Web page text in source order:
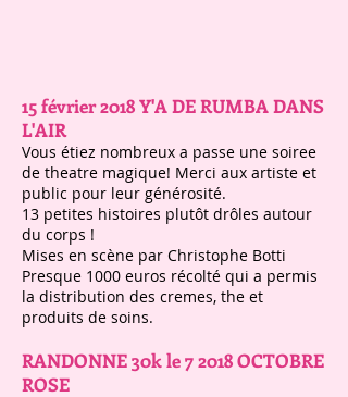
15 février 2018 Y'A DE RUMBA DANS
L'AIR
Vous étiez nombreux a passe une soiree
de theatre magique! Merci aux artiste et
public pour leur générosité.
13 petites histoires plutôt drôles autour
du corps !
Mises en scène par Christophe Botti
Presque 1000 euros récolté qui a permis
la distribution des cremes, the et
produits de soins.
RANDONNE 30k le 7 2018 OCTOBRE
ROSE